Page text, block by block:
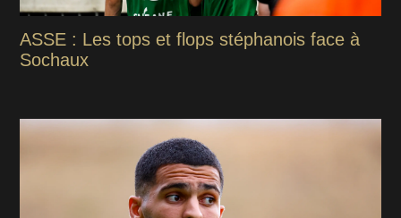
ASSE : Les tops et flops stéphanois face à
Sochaux